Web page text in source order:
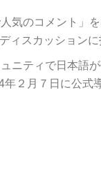
気のコメント」
ィスカッション
ニティで日本語
２月７日に公式